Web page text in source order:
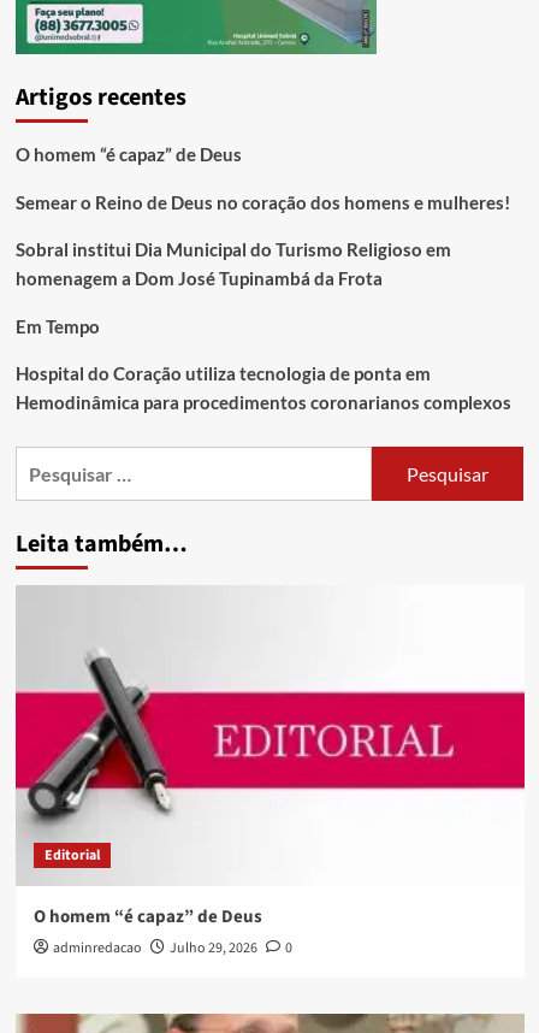
Artigos recentes
O homem “é capaz” de Deus
Semear o Reino de Deus no coração dos homens e mulheres!
Sobral institui Dia Municipal do Turismo Religioso em
homenagem a Dom José Tupinambá da Frota
Em Tempo
Hospital do Coração utiliza tecnologia de ponta em
Hemodinâmica para procedimentos coronarianos complexos
Leita também…
Editorial
O homem “é capaz” de Deus
adminredacao Julho 29, 2026 0